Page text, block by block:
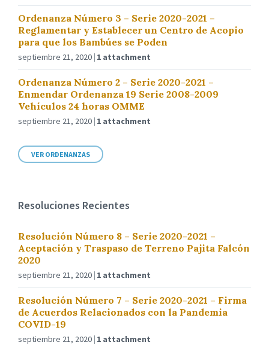
Ordenanza Número 3 – Serie 2020-2021 –
Reglamentar y Establecer un Centro de Acopio
para que los Bambúes se Poden
septiembre 21, 2020 1 attachment
Ordenanza Número 2 – Serie 2020-2021 –
Enmendar Ordenanza 19 Serie 2008-2009
Vehículos 24 horas OMME
septiembre 21, 2020 1 attachment
VER ORDENANZAS
Resoluciones Recientes
Resolución Número 8 – Serie 2020-2021 –
Aceptación y Traspaso de Terreno Pajita Falcón
2020
septiembre 21, 2020 1 attachment
Resolución Número 7 – Serie 2020-2021 – Firma
de Acuerdos Relacionados con la Pandemia
COVID-19
septiembre 21, 2020 1 attachment